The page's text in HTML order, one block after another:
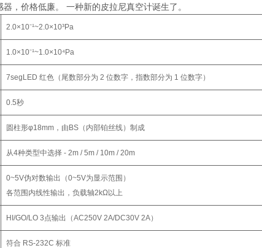
，价格低廉。 一种新的皮拉尼真空计诞生了。
2.0×10⁻¹~2.0×10³Pa
1.0×10⁻¹~1.0×10⁴Pa
7segLED 红色（尾数部分为 2 位数字，指数部分为 1 位数字）
0.5秒
圆柱形φ18mm，由BS（内部铂丝线）制成
从4种类型中选择 - 2m / 5m / 10m / 20m
0~5V伪对数输出（0~5V为显示范围）
各范围内线性输出，负载轴2kΩ以上
HI/GO/LO 3点输出（AC250V 2A/DC30V 2A）
符合 RS-232C 标准